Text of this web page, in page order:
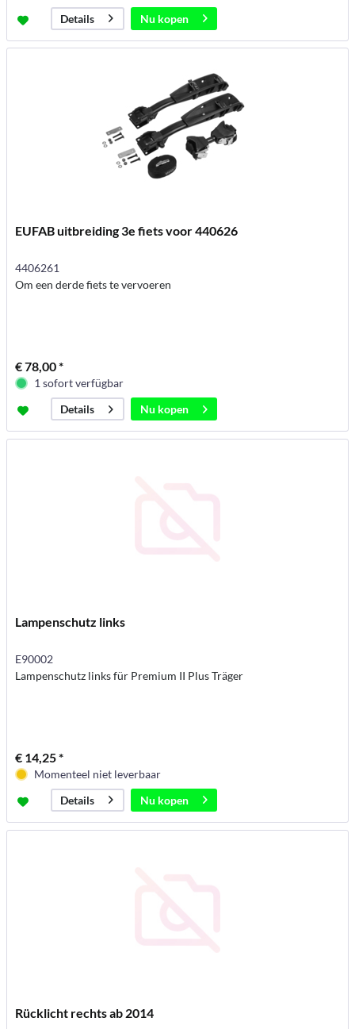
Details
Nu kopen
EUFAB uitbreiding 3e fiets voor 440626
4406261
Om een derde fiets te vervoeren
€ 78,00 *
1 sofort verfügbar
Details
Nu kopen
Lampenschutz links
E90002
Lampenschutz links für Premium II Plus Träger
€ 14,25 *
Momenteel niet leverbaar
Details
Nu kopen
Rücklicht rechts ab 2014